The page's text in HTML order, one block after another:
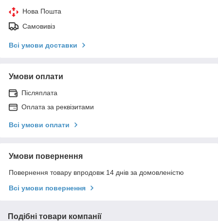
Нова Пошта
Самовивіз
Всі умови доставки
Умови оплати
Післяплата
Оплата за реквізитами
Всі умови оплати
Умови повернення
Повернення товару впродовж 14 днів за домовленістю
Всі умови повернення
Подібні товари компанії